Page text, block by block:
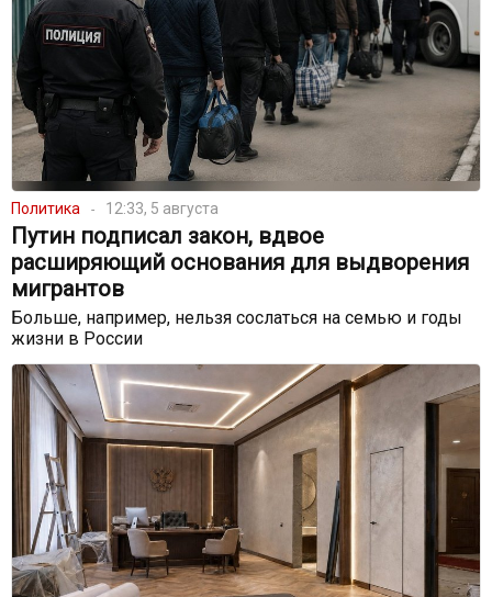
Политика 12:33, 5 августа
Путин подписал закон, вдвое
расширяющий основания для выдворения
мигрантов
Больше, например, нельзя сослаться на семью и годы
жизни в России